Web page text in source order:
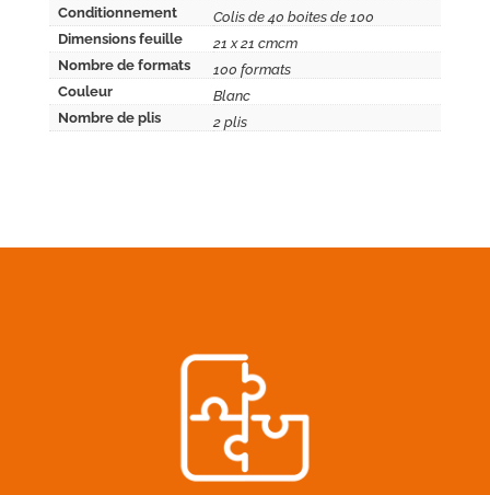
Conditionnement
Colis de 40 boites de 100
Dimensions feuille
21 x 21 cmcm
Nombre de formats
100 formats
Couleur
Blanc
Nombre de plis
2 plis